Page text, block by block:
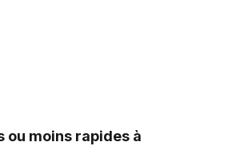
ou moins rapides à